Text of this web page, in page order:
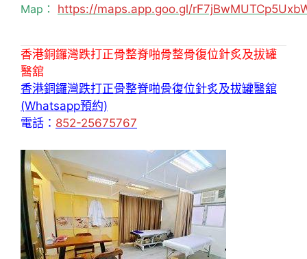
Map： https://maps.app.goo.gl/
香港銅鑼灣跌打正骨整脊啪骨整骨復位針炙及拔罐
醫舘
香港銅鑼灣跌打正骨整脊啪骨復位針炙及拔罐醫舘
(Whatsapp預約)
電話： 852-25675767